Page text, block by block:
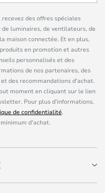
des offres spéciales
luminaires, de ventilateurs, de
maison connectée. Et en plus,
en promotion et autres
personnalisés et des
de nos partenaires, des
des recommandations d'achat.
moment en cliquant sur le lien
Pour plus d'informations,
de confidentialité.
d'achat.